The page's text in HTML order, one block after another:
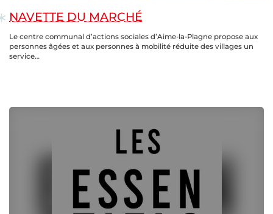
NAVETTE DU MARCHÉ
Le centre communal d’actions sociales d’Aime-la-Plagne propose aux
personnes âgées et aux personnes à mobilité réduite des villages un
service…